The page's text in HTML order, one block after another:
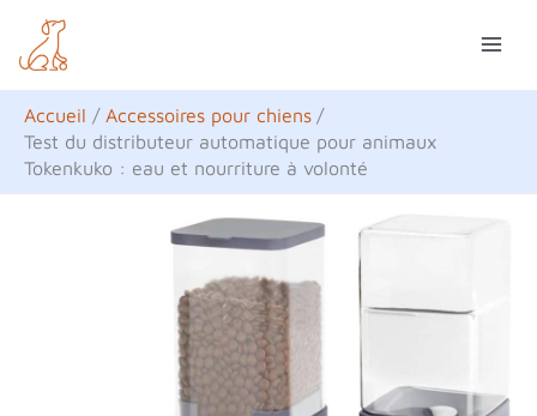
contenu
Accueil
Accessoires pour chiens
Test du distributeur automatique pour animaux
Tokenkuko : eau et nourriture à volonté
e
c
h
e